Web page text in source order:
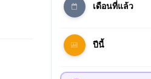
เดือนที่แล้ว
ปีนี้